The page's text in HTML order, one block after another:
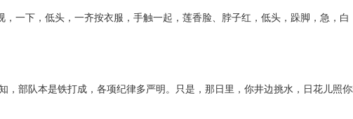
一下，低头，一齐按衣服，手触一起，莲香脸、脖子红，低头，跺脚，急，白
部队本是铁打成，各项纪律多严明。只是，那日里，你井边挑水，日花儿照